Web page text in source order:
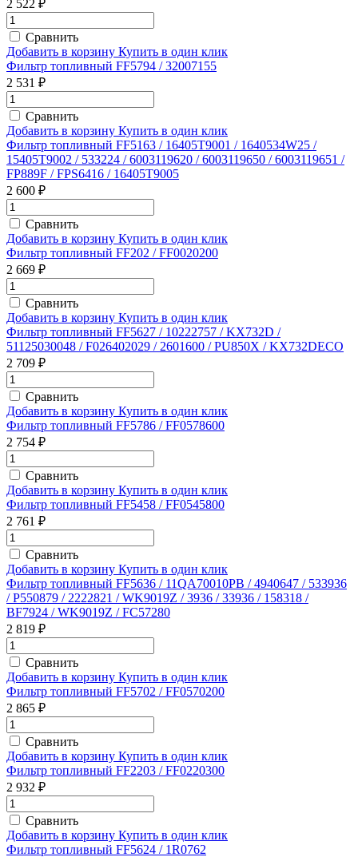
2 522 ₽
Сравнить
Добавить в корзину Купить в один клик
Фильтр топливный FF5794 / 32007155
2 531 ₽
Сравнить
Добавить в корзину Купить в один клик
Фильтр топливный FF5163 / 16405T9001 / 1640534W25 /
15405T9002 / 533224 / 6003119620 / 6003119650 / 6003119651 /
FP889F / FPS6416 / 16405T9005
2 600 ₽
Сравнить
Добавить в корзину Купить в один клик
Фильтр топливный FF202 / FF0020200
2 669 ₽
Сравнить
Добавить в корзину Купить в один клик
Фильтр топливный FF5627 / 10222757 / KX732D /
51125030048 / F026402029 / 2601600 / PU850X / KX732DECO
2 709 ₽
Сравнить
Добавить в корзину Купить в один клик
Фильтр топливный FF5786 / FF0578600
2 754 ₽
Сравнить
Добавить в корзину Купить в один клик
Фильтр топливный FF5458 / FF0545800
2 761 ₽
Сравнить
Добавить в корзину Купить в один клик
Фильтр топливный FF5636 / 11QA70010PB / 4940647 / 533936
/ P550879 / 2222821 / WK9019Z / 3936 / 33936 / 158318 /
BF7924 / WK9019Z / FC57280
2 819 ₽
Сравнить
Добавить в корзину Купить в один клик
Фильтр топливный FF5702 / FF0570200
2 865 ₽
Сравнить
Добавить в корзину Купить в один клик
Фильтр топливный FF2203 / FF0220300
2 932 ₽
Сравнить
Добавить в корзину Купить в один клик
Фильтр топливный FF5624 / 1R0762